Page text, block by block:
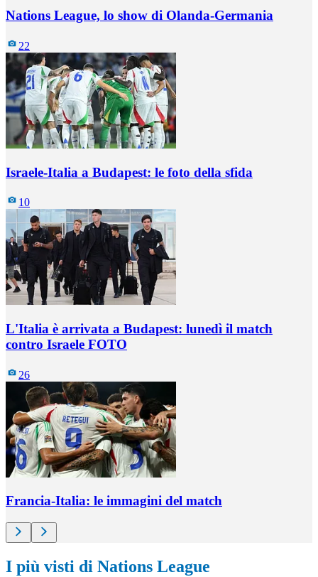
Nations League, lo show di Olanda-Germania
22
Israele-Italia a Budapest: le foto della sfida
10
L'Italia è arrivata a Budapest: lunedì il match
contro Israele FOTO
26
Francia-Italia: le immagini del match
I più visti di Nations League